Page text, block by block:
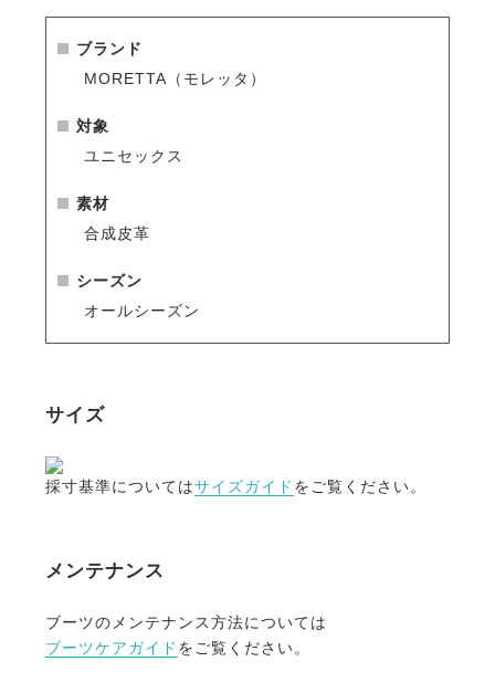
収素材を使用。汗などを素早く吸収し快適な履き心地
を追及しました。足元は衝撃吸収のインソールを使
ツの型崩れ防止や歩行時の疲労軽減に効果がありま
す。
・保管の際は型崩れを防ぐ為の
ツキーパー】
ブランド
MORETTA（モレッタ）
対象
ユニセックス
素材
合成皮革
シーズン
オールシーズン
サイズ
採寸基準についてはサイズガイド をご覧ください。
メンテナンス
ブーツのメンテナンス方法については
ブーツケアガイド をご覧ください。